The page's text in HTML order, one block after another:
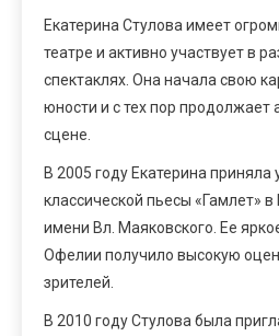
Екатерина Стулова имеет
театре и активно участвует в
спектаклях. Она начала свою
юности и с тех пор продолжает
сцене.
В 2005 году Екатерина приняла
классической пьесы «Гамлет»
имени Вл. Маяковского. Ее
Офелии получило высокую
зрителей.
В 2010 году Стулова была